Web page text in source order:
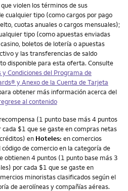
violen los términos de sus
cualquier tipo (como cargos por pago
cuotas anuales o cargos mensuales);
tipo (como apuestas enviadas
boletos de lotería o apuestas
y las transferencias de saldo
disponible para esta oferta. Consulte
Condiciones del Programa de
® y Anexo de la Cuenta de Tarjeta
obtener más información acerca del
al contenido
(1 punto base más 4 puntos
$1 que se gaste en compras netas
en Hoteles: en comercios
de comercio en la categoría de
obtienen 4 puntos (1 punto base más 3
por cada $1 que se gaste en
minoristas clasificados según el
de aerolíneas y compañías aéreas.